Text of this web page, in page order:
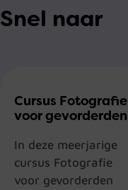
Snel naar
Cursus Fotografie
voor gevorderden
In deze meerjarige
cursus Fotografie
voor gevorderden